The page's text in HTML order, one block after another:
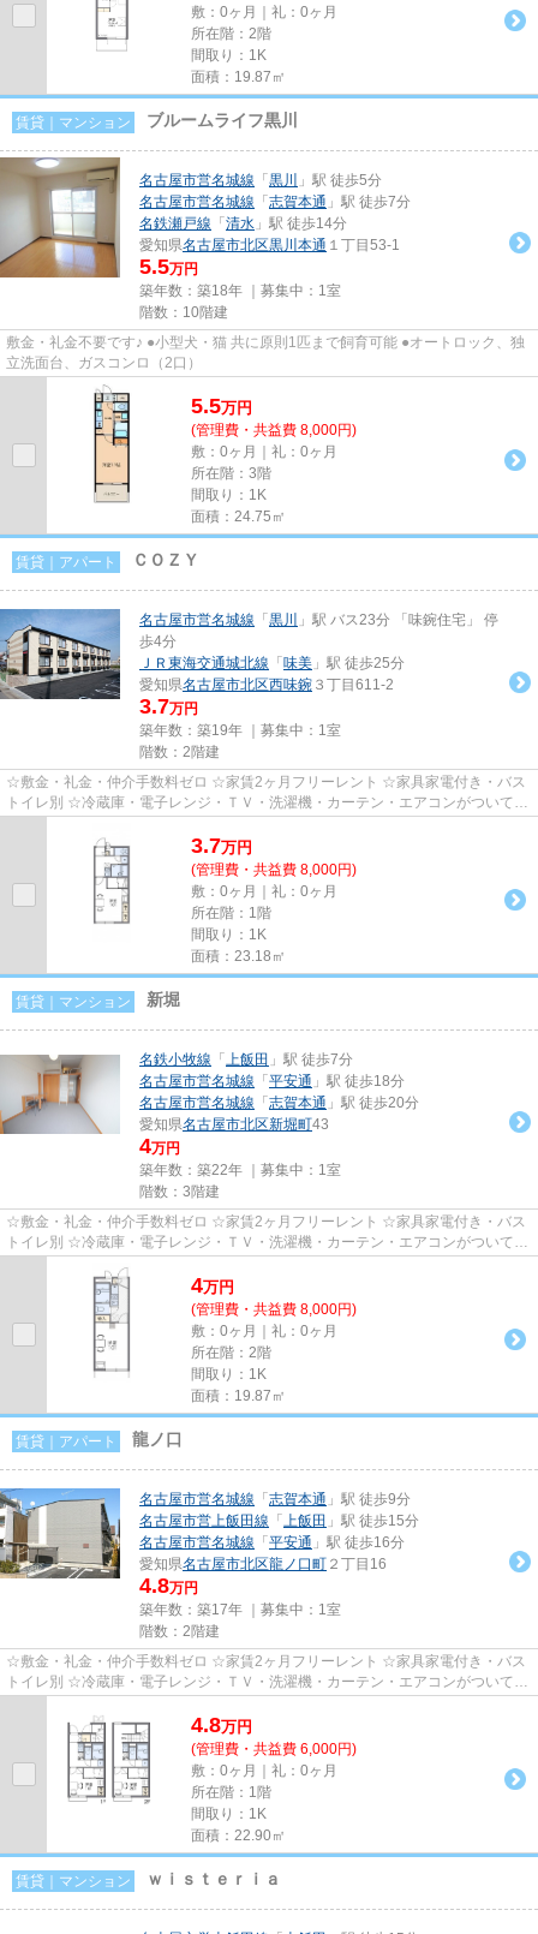
敷：0ヶ月｜礼：0ヶ月
所在階：2階
間取り：1K
面積：19.87㎡
賃貸｜マンション ブルームライフ黒川
名古屋市営名城線 「 黒川
」駅 徒歩5分
名古屋市営名城線 「 志賀本通 」駅 徒歩7分
名鉄瀬戸線 「 清水 」駅 徒歩14分
愛知県名古屋市北区黒川本通 １丁目53-1
5.5万円
築年数：築18年 ｜募集中： 1室
階数：10階建
敷金・礼金不要です♪ ●小型犬・猫 共に原則1匹まで飼育可能 ●オートロック、独
立洗面台、ガスコンロ（2口）
5.5万円
(管理費・共益費 8,000円)
敷：0ヶ月｜礼：0ヶ月
所在階：3階
間取り：1K
面積：24.75㎡
賃貸｜アパート ＣＯＺＹ
名古屋市営名城線 「 黒川
」駅 バス23分 「味鋺住宅」 停
歩4分
ＪＲ東海交通城北線 「 味美 」駅 徒歩25分
愛知県名古屋市北区西味鋺 ３丁目611-2
3.7万円
築年数：築19年 ｜募集中： 1室
階数：2階建
☆敷金・礼金・仲介手数料ゼロ ☆家賃2ヶ月フリーレント ☆家具家電付き・バス
トイレ別 ☆冷蔵庫・電子レンジ・ＴＶ・洗濯機・カーテン・エアコンがついてい
3.7万円
(管理費・共益費 8,000円)
敷：0ヶ月｜礼：0ヶ月
所在階：1階
間取り：1K
面積：23.18㎡
賃貸｜マンション 新堀
名鉄小牧線 「 上飯田 」駅 徒歩7分
名古屋市営名城線 「 平安通 」駅 徒歩18分
名古屋市営名城線 「 志賀本通 」駅 徒歩20分
愛知県名古屋市北区新堀町43
4万円
築年数：築22年 ｜募集中： 1室
階数：3階建
☆敷金・礼金・仲介手数料ゼロ ☆家賃2ヶ月フリーレント ☆家具家電付き・バス
トイレ別 ☆冷蔵庫・電子レンジ・ＴＶ・洗濯機・カーテン・エアコンがついてい
4万円
(管理費・共益費 8,000円)
敷：0ヶ月｜礼：0ヶ月
所在階：2階
間取り：1K
面積：19.87㎡
賃貸｜アパート 龍ノ口
名古屋市営名城線 「 志賀本通 」駅 徒歩9分
名古屋市営上飯田線 「 上飯田 」駅 徒歩15分
名古屋市営名城線 「 平安通 」駅 徒歩16分
愛知県名古屋市北区龍ノ口町 ２丁目16
4.8万円
築年数：築17年 ｜募集中： 1室
階数：2階建
☆敷金・礼金・仲介手数料ゼロ ☆家賃2ヶ月フリーレント ☆家具家電付き・バス
トイレ別 ☆冷蔵庫・電子レンジ・ＴＶ・洗濯機・カーテン・エアコンがついてい
4.8万円
(管理費・共益費 6,000円)
敷：0ヶ月｜礼：0ヶ月
所在階：1階
間取り：1K
面積：22.90㎡
賃貸｜マンション ｗｉｓｔｅｒｉａ